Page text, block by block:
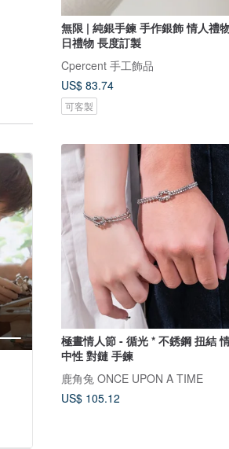
無限 | 純銀手鍊 手作銀飾 情人禮
日禮物 長度訂製
Cpercent 手工飾品
US$ 83.74
可客製
極晝情人節 - 循光 * 不銹鋼 扭結
中性 對鏈 手鍊
鹿角兔 ONCE UPON A TIME
US$ 105.12